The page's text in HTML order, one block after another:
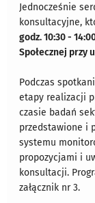
Jednocześnie
konsultacyjne,
godz. 10:30 -
Społecznej przy
Podczas
etapy realizacji
czasie badań
przedstawione i
systemu
propozycjami i
konsultacji.
załącznik nr 3.